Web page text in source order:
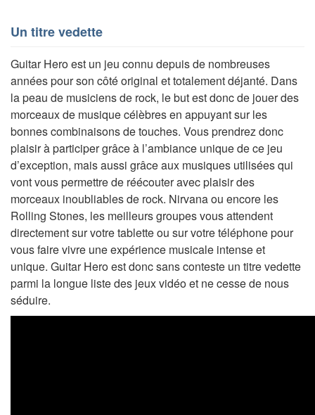
Un titre vedette
Guitar Hero est un jeu connu depuis de nombreuses
années pour son côté original et totalement déjanté. Dans
la peau de musiciens de rock, le but est donc de jouer des
morceaux de musique célèbres en appuyant sur les
bonnes combinaisons de touches. Vous prendrez donc
plaisir à participer grâce à l’ambiance unique de ce jeu
d’exception, mais aussi grâce aux musiques utilisées qui
vont vous permettre de réécouter avec plaisir des
morceaux inoubliables de rock. Nirvana ou encore les
Rolling Stones, les meilleurs groupes vous attendent
directement sur votre tablette ou sur votre téléphone pour
vous faire vivre une expérience musicale intense et
unique. Guitar Hero est donc sans conteste un titre vedette
parmi la longue liste des jeux vidéo et ne cesse de nous
séduire.